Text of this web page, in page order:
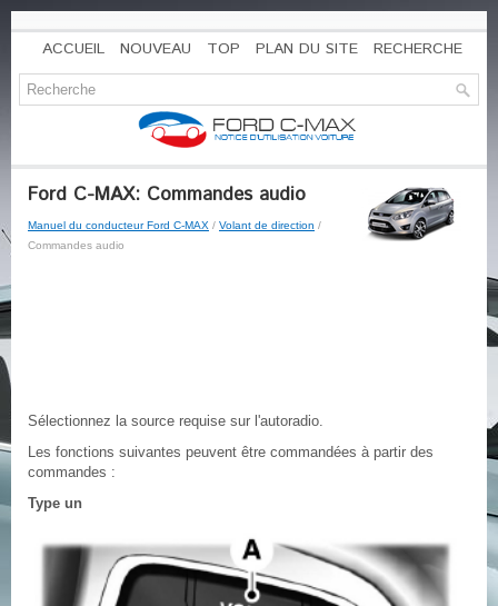
ACCUEIL NOUVEAU TOP PLAN DU SITE RECHERCHE
Ford C-MAX: Commandes audio
Manuel du conducteur Ford C-MAX / Volant de direction /
Commandes audio
Sélectionnez la source requise sur l'autoradio.
Les fonctions suivantes peuvent être commandées à partir des
commandes :
Type un